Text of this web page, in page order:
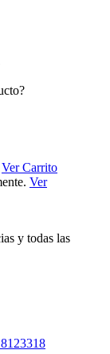
Ver Carrito
Ver
y todas las